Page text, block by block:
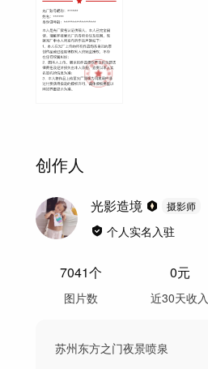
创作人
光影造境 摄影师
个人实名入驻
7041个
图片数
0元
近30天收入
苏州东方之门夜景喷泉